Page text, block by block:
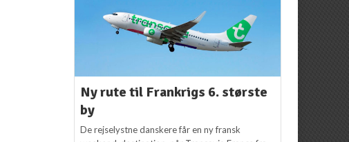
Ny rute til Frankrigs 6. største
by
De rejselystne danskere får en ny fransk